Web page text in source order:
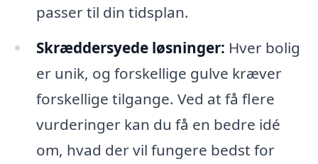
passer til din tidsplan.
Skræddersyede løsninger: Hver bolig
er unik, og forskellige gulve kræver
forskellige tilgange. Ved at få flere
vurderinger kan du få en bedre idé
om, hvad der vil fungere bedst for